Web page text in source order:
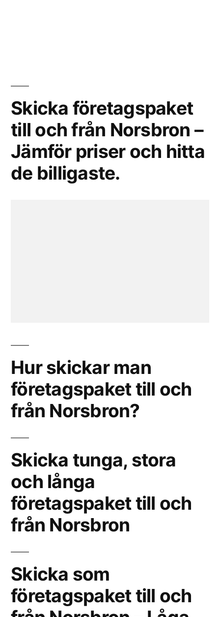
Skicka företagspaket
till och från Norsbron –
Jämför priser och hitta
de billigaste.
Hur skickar man
företagspaket till och
från Norsbron?
Skicka tunga, stora
och långa
företagspaket till och
från Norsbron
Skicka som
företagspaket till och